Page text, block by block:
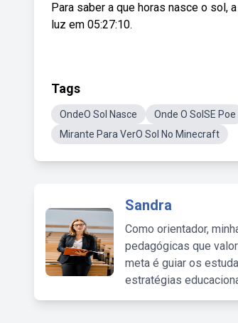
Para saber a que horas nasce o sol,
luz em 05:27:10.
Tags
OndeO Sol Nasce Onde O SolSE Poe
Mirante Para VerO Sol No Minecraft
Sandra
Como orientador,
pedagógicas que
meta é guiar os
estratégias